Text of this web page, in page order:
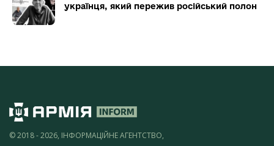
українця, який пережив російський полон
© 2018 - 2026, ІНФОРМАЦІЙНЕ АГЕНТСТВО,